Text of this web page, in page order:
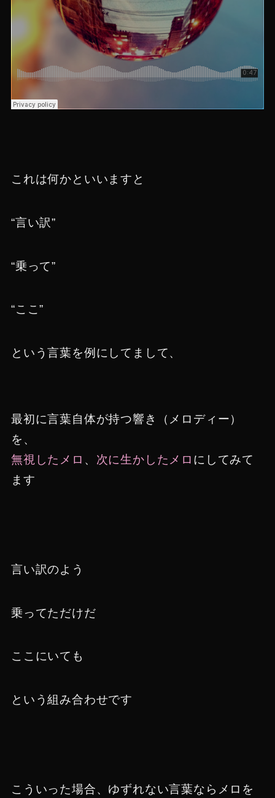
これは何かといいますと
“言い訳”
“乗って”
“ここ”
という言葉を例にしてまして、
最初に言葉自体が持つ響き（メロディー）
を、
無視したメロ 、 次に生かしたメロ にしてみて
ます
言い訳のよう
乗ってただけだ
ここにいても
という組み合わせです
こういった場合、ゆずれない言葉ならメロを